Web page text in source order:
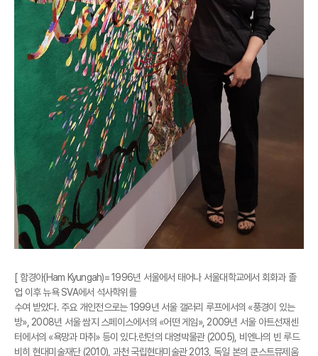
[ 함경아(Ham Kyungah)= 1996년 서울에서 태어나 서울대학교에서 회화과 졸
업 이후 뉴욕 SVA에서 석사학위를
수여 받았다. 주요 개인전으로는 1999년 서울 갤러리 루프에서의 «풍경이 있는
방», 2008년 서울 쌈지 스페이스에서의 «어떤 게임», 2009년 서울 아트선재센
터에서의 «욕망과 마취» 등이 있다.런던의 대영박물관 (2005), 비엔나의 빈 루드
비히 현대미술재단 (2010), 과천 국립현대미술관 2013, 독일 본의 쿤스트뮤제움